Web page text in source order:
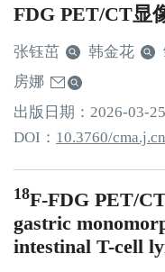
FDG PET/CT显
张钰茁 韩金花
房娜
出版日期： 2026-03-25
DOI： 10.3760/
18F-FDG PET/
gastric
intestinal T-cell